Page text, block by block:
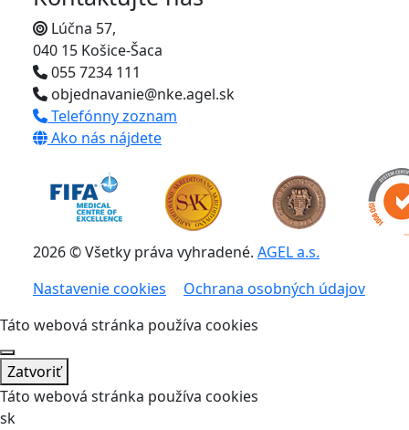
Lúčna 57,
040 15 Košice-Šaca
055 7234 111
objednavanie@nke.agel.sk
Telefónny zoznam
Ako nás nájdete
2026 © Všetky práva vyhradené. AGEL a.s.
Nastavenie cookies
Ochrana osobných údajov
Táto webová stránka používa cookies
Zatvoriť
Táto webová stránka používa cookies
sk